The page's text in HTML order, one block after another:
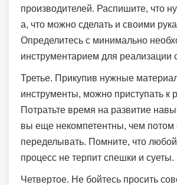
производителей. Распишите, что
а, что можно сделать и своими
Определитесь с минимально
инструментарием для реализации
Третье. Прикупив нужные
инструменты, можно приступать к
Потратьте время на развитие
вы еще некомпетентны, чем потом
переделывать. Помните, что любой
процесс не терпит спешки и суеты.
Четвертое. Не бойтесь просить